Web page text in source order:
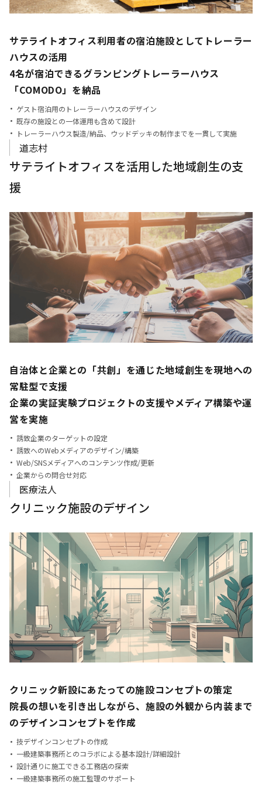
サテライトオフィス利用者の宿泊施設としてトレーラー
ハウスの活用
4名が宿泊できるグランピングトレーラーハウス
「COMODO」を納品
ゲスト宿泊用のトレーラーハウスのデザイン
既存の施設との一体運用も含めて設計
トレーラーハウス製造/納品、ウッドデッキの制作までを一貫して実施
道志村
サテライトオフィスを活用した地域創生の支
援
自治体と企業との「共創」を通じた地域創生を現地への
常駐型で支援
企業の実証実験プロジェクトの支援やメディア構築や運
営を実施
誘致企業のターゲットの設定
誘致へのWebメディアのデザイン/構築
Web/SNSメディアへのコンテンツ作成/更新
企業からの問合せ対応
医療法人
クリニック施設のデザイン
クリニック新設にあたっての施設コンセプトの策定
院長の想いを引き出しながら、施設の外観から内装まで
のデザインコンセプトを作成
技デザインコンセプトの作成
一級建築事務所とのコラボによる基本設計/詳細設計
設計通りに施工できる工務店の探索
一級建築事務所の施工監理のサポート